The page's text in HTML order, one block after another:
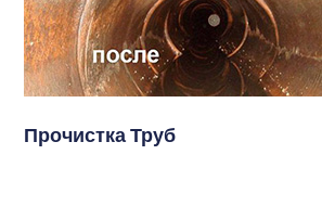
Прочистка Труб